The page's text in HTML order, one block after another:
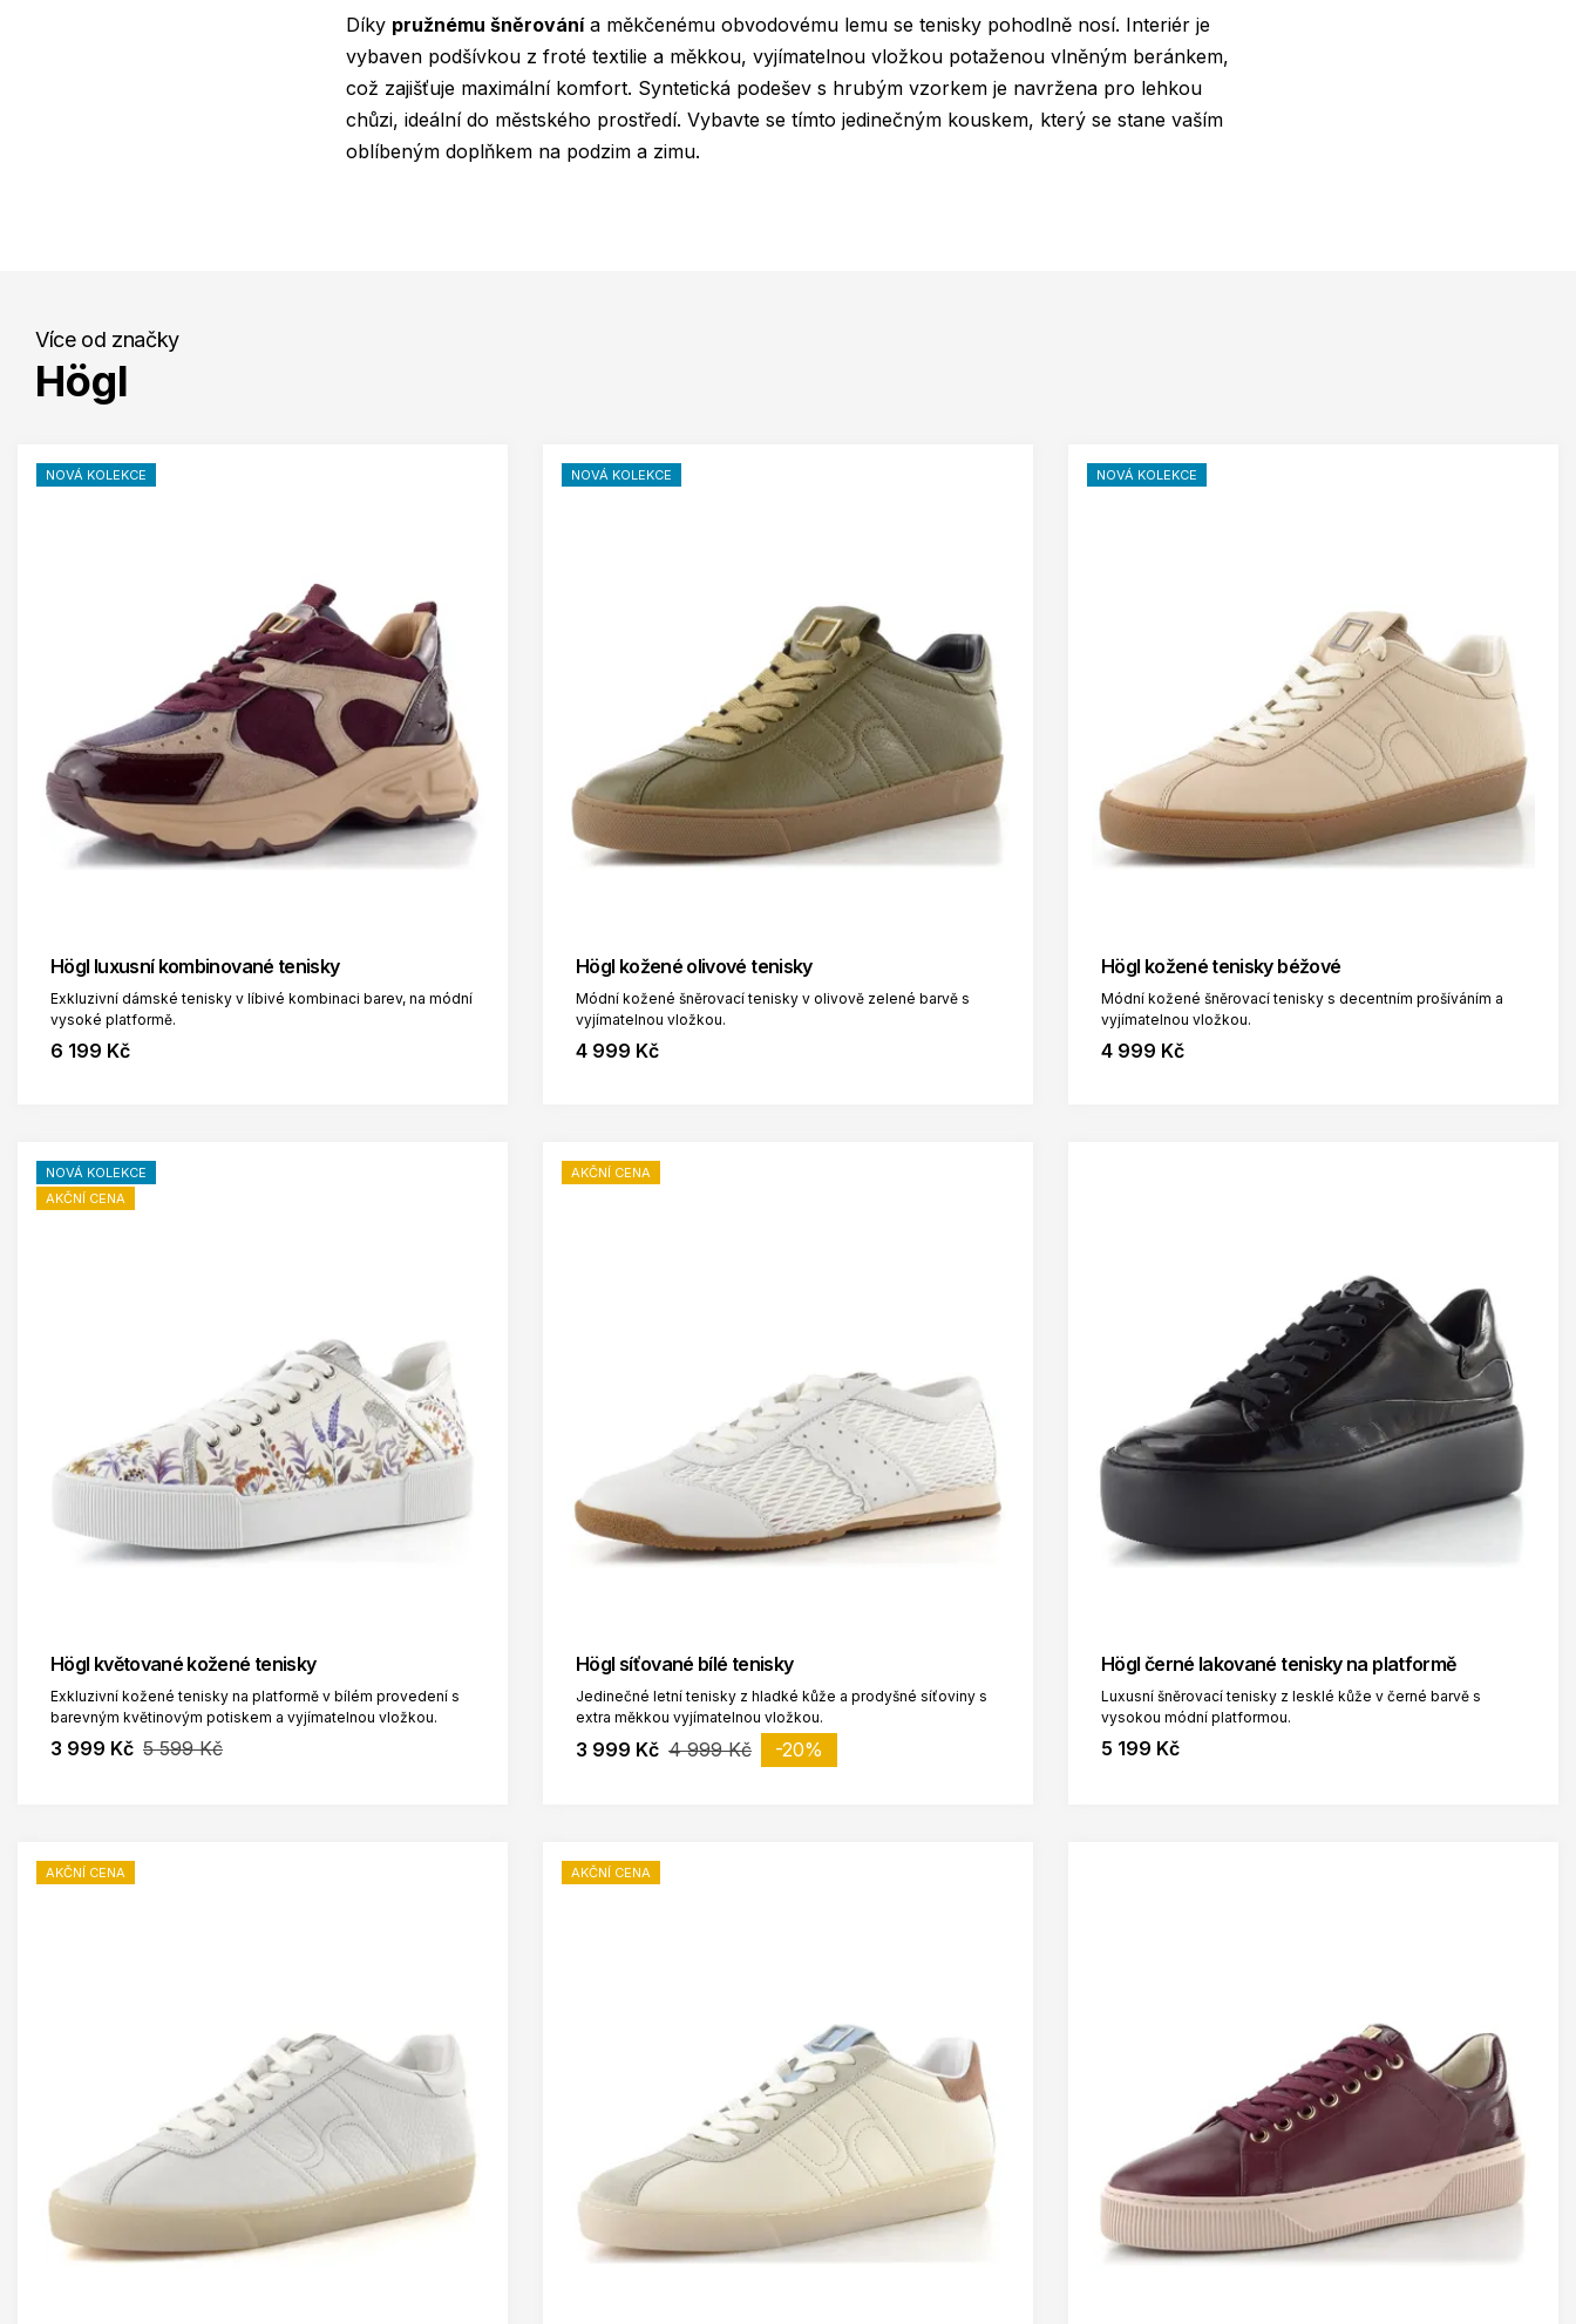
Díky pružnému šněrovánía měkčenému obvodovému lemu se tenisky pohodlně nosí. Interiér je
vybaven podšívkou z froté textilie a měkkou, vyjímatelnou vložkou potaženou vlněným beránkem,
což zajišťuje maximální komfort. Syntetická podešev s hrubým vzorkem je navržena pro lehkou
chůzi, ideální do městského prostředí. Vybavte se tímto jedinečným kouskem, který se stane vaším
oblíbeným doplňkem na podzim a zimu.
Více od značky
Högl
NOVÁ KOLEKCE
Högl luxusní kombinované tenisky
Exkluzivní dámské tenisky v líbivé kombinaci barev, na módní
vysoké platformě.
6 199 Kč
NOVÁ KOLEKCE
Högl kožené olivové tenisky
Módní kožené šněrovací tenisky v olivově zelené barvě s
vyjímatelnou vložkou.
4 999 Kč
NOVÁ KOLEKCE
Högl kožené tenisky béžové
Módní kožené šněrovací tenisky s decentním prošíváním a
vyjímatelnou vložkou.
4 999 Kč
NOVÁ KOLEKCE
AKČNÍ CENA
Högl květované kožené tenisky
Exkluzivní kožené tenisky na platformě v bílém provedení s
barevným květinovým potiskem a vyjímatelnou vložkou.
3 999 Kč 5 599 Kč
AKČNÍ CENA
Högl síťované bílé tenisky
Jedinečné letní tenisky z hladké kůže a prodyšné síťoviny s
extra měkkou vyjímatelnou vložkou.
3 999 Kč 4 999 Kč -20%
Högl černé lakované tenisky na platformě
Luxusní šněrovací tenisky z lesklé kůže v černé barvě s
vysokou módní platformou.
5 199 Kč
AKČNÍ CENA AKČNÍ CENA